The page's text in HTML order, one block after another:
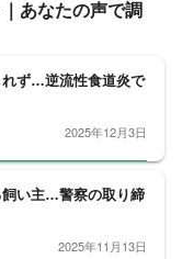
あなたの声で調
れず…逆流性食道炎で
2025年12月3日
飼い主…警察の取り締
2025年11月13日